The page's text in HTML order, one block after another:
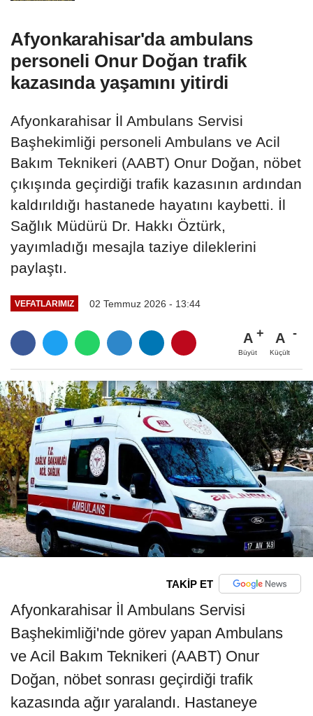
Afyonkarahisar'da ambulans
personeli Onur Doğan trafik
kazasında yaşamını yitirdi
Afyonkarahisar İl Ambulans Servisi
Başhekimliği personeli Ambulans ve Acil
Bakım Teknikeri (AABT) Onur Doğan, nöbet
çıkışında geçirdiği trafik kazasının ardından
kaldırıldığı hastanede hayatını kaybetti. İl
Sağlık Müdürü Dr. Hakkı Öztürk,
yayımladığı mesajla taziye dileklerini
paylaştı.
VEFATLARIMIZ 02 Temmuz 2026 - 13:44
A
Büyüt
A
Küçült
TAKİP ET
Afyonkarahisar İl Ambulans Servisi
Başhekimliği'nde görev yapan Ambulans
ve Acil Bakım Teknikeri (AABT) Onur
Doğan, nöbet sonrası geçirdiği trafik
kazasında ağır yaralandı. Hastaneye